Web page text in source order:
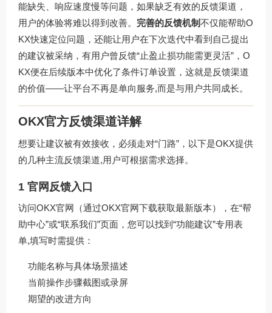
能缺失、响应速度慢等问题，如果缺乏有效的反馈渠道，
用户的体验将难以得到改善。 完善的反馈机制不仅能帮助O
KX快速定位问题，还能让用户在下次迭代中看到自己提出
的建议被采纳，有用户曾反馈“止盈止损功能需更灵活”，O
KX便在后续版本中优化了条件订单设置，这就是反馈渠道
的价值——让平台不再是单向服务,而是与用户共同成长。
OKX官方反馈渠道详解
想要让建议被有效接收，必须走对“门路”，以下是OKX提供
的几种主流反馈渠道,用户可根据需求选择。
1 官网反馈入口
访问OKX官网（通过OKX官网下载获取最新版本），在“帮
助中心”或“联系我们”页面，您可以找到“功能建议”专用表
单,填写时需提供：
功能名称与具体场景描述
当前操作步骤截图或录屏
期望的改进方向